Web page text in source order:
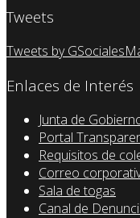
Tweets
Tweets by
Enlaces de Interés
Junta de
Portal
Requisitos de
Correo
Sala de togas
Canal de